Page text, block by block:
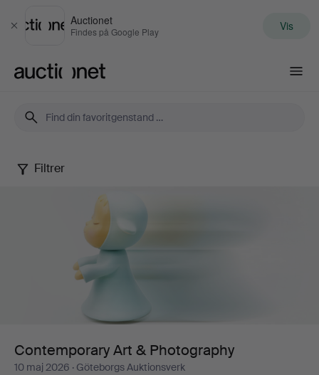
Luk
Auctionet
Findes på Google Play Vis
Contemporary
Photography
Filtrer
Contemporary Art & Photography
10 maj 2026 · Göteborgs Auktionsverk